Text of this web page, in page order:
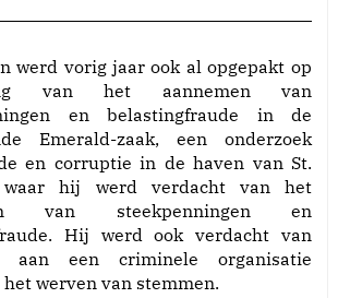
werd vorig jaar ook al opgepakt op
van het aannemen van
en belastingfraude in de
Emerald-zaak, een onderzoek
en corruptie in de haven van St.
waar hij werd verdacht van het
van steekpenningen en
Hij werd ook verdacht van
aan een criminele organisatie
werven van stemmen.